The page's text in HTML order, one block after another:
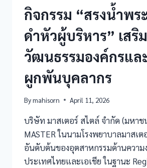
กิจกรรม “สรงน้ำพร
ดำหัวผู้บริหาร” เสริ
วัฒนธรรมองค์กรแล
ผูกพันบุคลากร
Bymahisorn April 11, 2026
บริษัท มาสเตอร์ สไตล์ จำกัด (มหาช
MASTER ในนามโรงพยาบาลมาสเ
อันดับต้นของอุตสาหกรรมด้านความ
ประเทศไทยและเอเชีย ในฐานะ